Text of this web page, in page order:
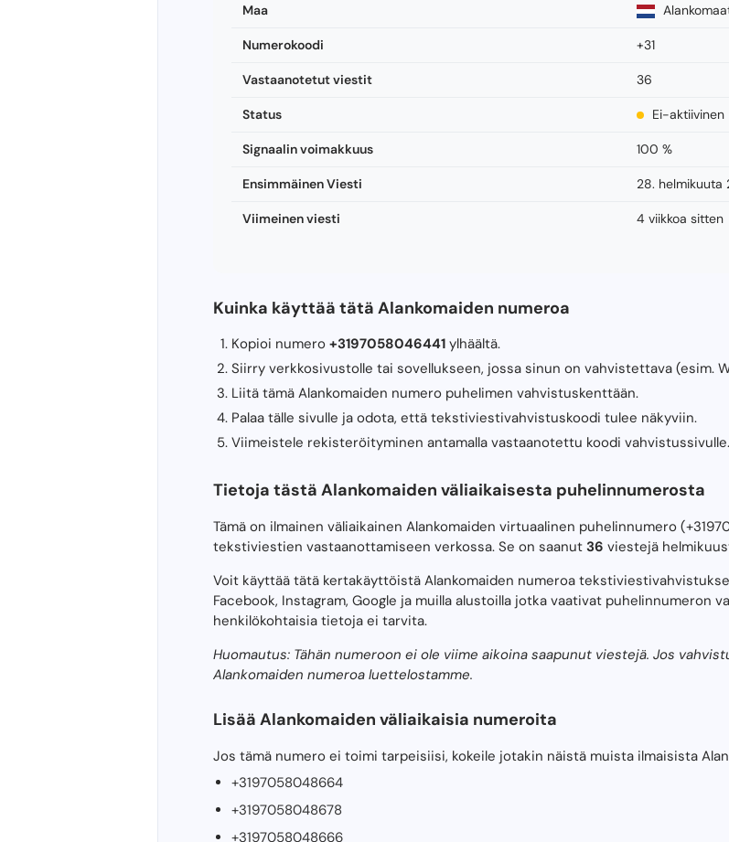
Maa
Numerokoodi +31
Vastaanotetut viestit 36
Status Ei-aktiivinen
Signaalin voimakkuus 100 %
Ensimmäinen Viesti 28. helmikuuta
Viimeinen viesti 4 viikkoa sitten
Kuinka käyttää tätä Alankomaiden numeroa
Kopioi numero +3197058046441 ylhäältä.
Siirry verkkosivustolle tai sovellukseen, jossa sinun on vahvistettava (esim.
Liitä tämä Alankomaiden numero puhelimen vahvistuskenttään.
Palaa tälle sivulle ja odota, että tekstiviestivahvistuskoodi tulee näkyviin.
Viimeistele rekisteröityminen antamalla vastaanotettu koodi vahvistussivulle.
Tietoja tästä Alankomaiden väliaikaisesta puhelinnumerosta
Tämä on ilmainen väliaikainen Alankomaiden virtuaalinen puhelinnumero
tekstiviestien vastaanottamiseen verkossa. Se on saanut 36 viestejä
Voit käyttää tätä kertakäyttöistä Alankomaiden numeroa
Facebook, Instagram, Google ja muilla alustoilla jotka vaativat puhelinnumeron
henkilökohtaisia ​​tietoja ei tarvita.
Huomautus: Tähän numeroon ei ole viime aikoina saapunut viestejä. Jos
Alankomaiden numeroa luettelostamme.
Lisää Alankomaiden väliaikaisia ​​numeroita
Jos tämä numero ei toimi tarpeisiisi, kokeile jotakin näistä muista ilmaisista
+3197058048664
+3197058048678
+3197058048666